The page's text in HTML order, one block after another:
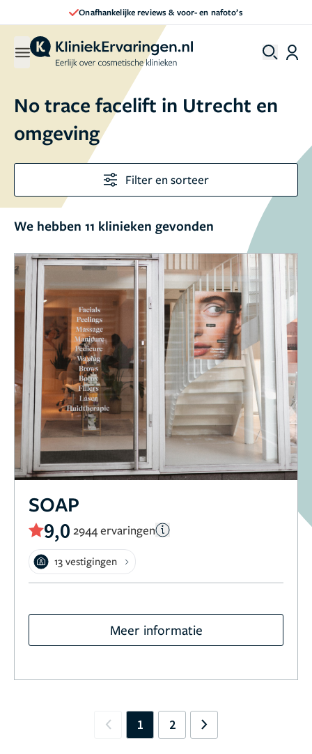
Onafhankelijke reviews & voor- en nafoto’s
No trace facelift in Utrecht en
omgeving
Filter en sorteer
We hebben 11 klinieken gevonden
SOAP
9,0 2944 ervaringen
13 vestigingen
Meer informatie
Previous
1 2 Next